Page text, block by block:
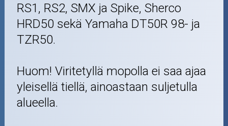
RS1, RS2, SMX ja Spike, Sherco
HRD50 sekä Yamaha DT50R 98- ja
TZR50.
Huom! Viritetyllä mopolla ei saa ajaa
yleisellä tiellä, ainoastaan suljetulla
alueella.